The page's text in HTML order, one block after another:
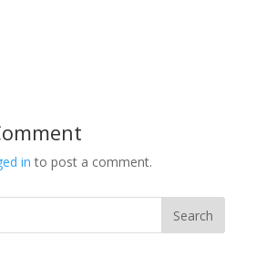
in to post a comment.